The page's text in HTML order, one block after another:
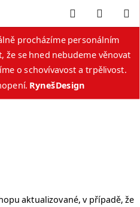
procházíme personálním
že se hned nebudeme věnovat
o schovívavost a trpělivost.
RynešDesign
Hledat
KOŠÍK
aktualizované, v případě, že